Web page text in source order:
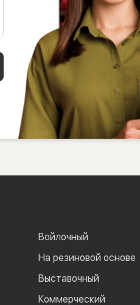
Войлочный
На резиновой основе
Выставочный
Коммерческий